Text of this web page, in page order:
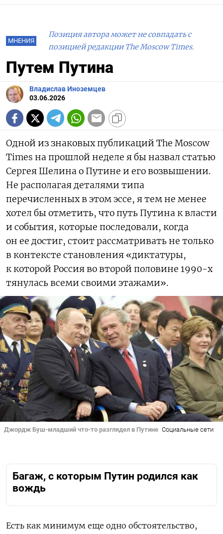
МНЕНИЯ
Позиция автора может не совпадать с
позицией редакции The Moscow Times.
Путем Путина
Владислав Иноземцев
03.06.2026
Одной из знаковых публикаций The Moscow
Times на прошлой неделе я бы назвал статью
Сергея Шелина о Путине и его возвышении.
Не располагая деталями типа
перечисленных в этом эссе, я тем не менее
хотел бы отметить, что путь Путина к власти
и события, которые последовали, когда
он ее достиг, стоит рассматривать не только
в контексте становления «диктатуры,
к которой Россия во второй половине 1990-х
тянулась всеми своими этажами».
Джордж Буш-младший что-то разглядел в Путине Социальные сети
Багаж, с которым Путин родился как
вождь
Есть как минимум еще одно обстоятельство,